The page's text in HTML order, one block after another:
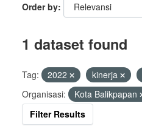
Order by
1 dataset found
Tag: 2022 kinerja
Organisasi:
Kota Balikpapan
Filter Results